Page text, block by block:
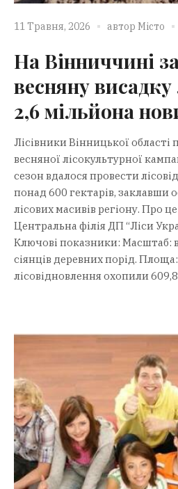
11 Травня, 2026 автор Місто
На Вінниччині
весняну висадку
2,6 мільйона
Лісівники Вінницької області
весняної лісокультурної
сезон вдалося провести
понад 600 гектарів, заклавши
лісових масивів регіону. Про
Центральна філія ДП “Ліси
Ключові показники: Масштаб:
сіянців деревних порід.
лісовідновлення охопили